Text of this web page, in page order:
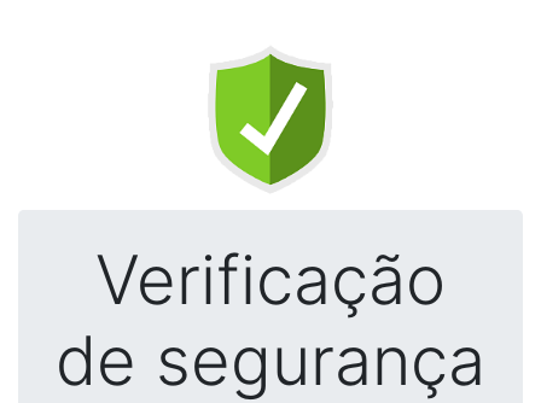
Verificação
de segurança